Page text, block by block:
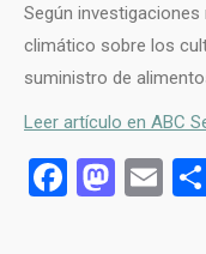
Según
climático sobre los
suministro de
Leer artículo en ABC